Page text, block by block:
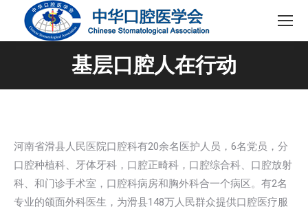
基层口腔人在行动
河南省滑县人民医院口腔科有20余名医护人员，6名党员，分
口腔种植科、牙体牙科，口腔正畸科，口腔综合科、口腔放射
科、和门诊手术室，口腔科病房和胸外科合一个病区。有2名
专业的颌面外科医生，为滑县148万人民群众提供口腔医疗服